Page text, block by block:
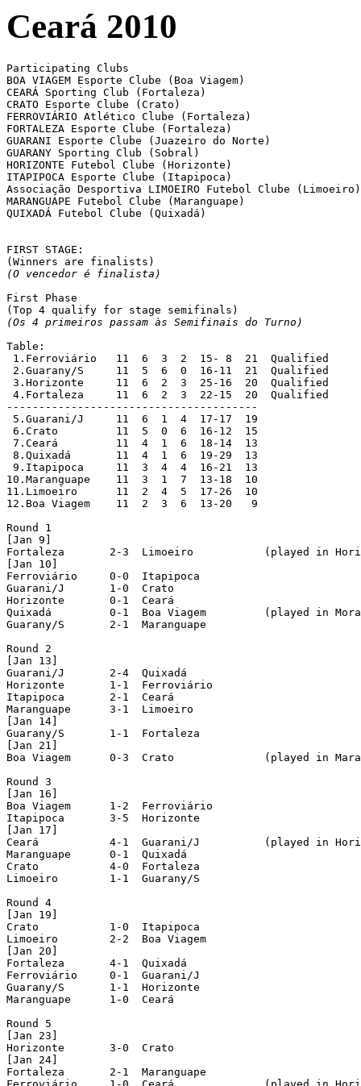
Ceará 2010
Participating Clubs
BOA VIAGEM Esporte Clube (Boa Viagem)
CEARÁ Sporting Club (Fortaleza)
CRATO Esporte Clube (Crato)
FERROVIÁRIO Atlético Clube (Fortaleza)
FORTALEZA Esporte Clube (Fortaleza)
GUARANI Esporte Clube (Juazeiro do Norte)
GUARANY Sporting Club (Sobral)
HORIZONTE Futebol Clube (Horizonte)
ITAPIPOCA Esporte Clube (Itapipoca)
Associação Desportiva LIMOEIRO Futebol Clube (Limoeiro)
MARANGUAPE Futebol Clube (Maranguape)
QUIXADÁ Futebol Clube (Quixadá)
FIRST STAGE:
(O vencedor é finalista)
First Phase
(Os 4 primeiros passam às Semifinais do Turno)
Table:
1.Ferroviário   11  6  3  2  15- 8  21  Qualified
2.Guarany/S   	 11  5  6  0  16-11  21  Qualified
3.Horizonte   	 11  6  2  3  25-16  20  Qualified
4.Fortaleza   	 11  6  2  3  22-15  20  Qualified
---------------------------------------
5.Guarani/J   	 11  6  1  4  17-17  19
6.Crato         11  5  0  6  16-12  15
7.Ceará         11  4  1  6  18-14  13
8.Quixadá   	 11  4  1  6  19-29  13
9.Itapipoca   	 11  3  4  4  16-21  13
10.Maranguape    11  3  1  7  13-18  10
11.Limoeiro   	 11  2  4  5  17-26  10
12.Boa Viagem    11  2  3  6  13-20   9
Round 1
[Jan 9]
Fortaleza	2-3  Limoeiro		(played in Horizonte)
[Jan 10]
Ferroviário	0-0  Itapipoca
Guarani/J	1-0  Crato
Horizonte	0-1  Ceará
Quixadá		0-1  Boa Viagem		(played in Morada Nova)
Guarany/S	2-1  Maranguape
Round 2
[Jan 13]
Guarani/J	2-4  Quixadá
Horizonte	1-1  Ferroviário
Itapipoca	2-1  Ceará
Maranguape	3-1  Limoeiro
[Jan 14]
Guarany/S	1-1  Fortaleza
[Jan 21]
Boa Viagem	0-3  Crato  		(played in Maranguape)
Round 3
[Jan 16]
Boa Viagem	1-2  Ferroviário
Itapipoca	3-5  Horizonte
[Jan 17]
Ceará		4-1  Guarani/J		(played in Horizonte)
Maranguape	0-1  Quixadá
Crato		4-0  Fortaleza
Limoeiro	1-1  Guarany/S
Round 4
[Jan 19]
Crato	        1-0  Itapipoca
Limoeiro        2-2  Boa Viagem
[Jan 20]
Fortaleza       4-1  Quixadá
Ferroviário     0-1  Guarani/J
Guarany/S       1-1  Horizonte
Maranguape      1-0  Ceará
Round 5
[Jan 23]
Horizonte	3-0  Crato
[Jan 24]
Fortaleza       2-1  Maranguape